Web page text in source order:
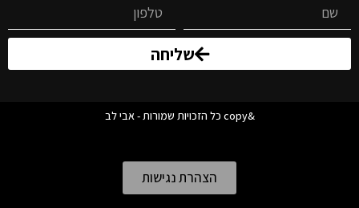
שליחה
&copy כל הזכויות שמורות - אבי לב
הצהרת נגישות